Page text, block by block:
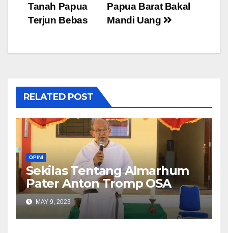
Papua Barat Bakal
Mandi Uang
Tanah Papua
Terjun Bebas
RELATED POST
OPINI
Sekilas Tentang Almarhum
Pater Anton Tromp OSA
MAY 9, 2023